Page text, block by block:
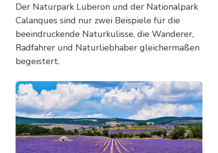
Der Naturpark Luberon und der Nationalpark
Calanques sind nur zwei Beispiele für die
beeindruckende Naturkulisse, die Wanderer,
Radfahrer und Naturliebhaber gleichermaßen
begeistert.